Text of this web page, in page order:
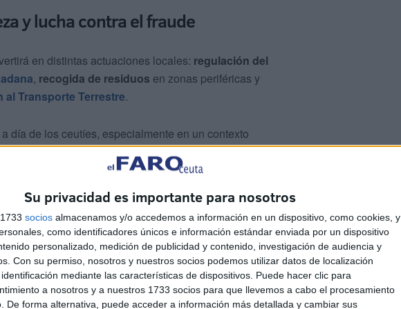
Su privacidad es importante para nosotros
socios almacenamos y/o accedemos a información en un dispositivo, como cookies, y
como identificadores únicos e información estándar enviada por un dispositivo
personalizado, medición de publicidad y contenido, investigación de audiencia y
Con su permiso, nosotros y nuestros socios podemos utilizar datos de localización
mediante las características de dispositivos. Puede hacer clic para
a nosotros y a nuestros 1733 socios para que llevemos a cabo el procesamiento
De forma alternativa, puede acceder a información más detallada y cambiar sus
y lucha contra el fraude
en distintas actuaciones locales: regulación del
, recogida de residuos en zonas periféricas y
Transporte Terrestre.
día de los ceutíes, especialmente en un contexto
hacen que loscostes de prestación de
regiones de España.
el pasado 23 de septiembre, se dicta en aplicación de
estas ayudas se otorguen de manera directa, sin